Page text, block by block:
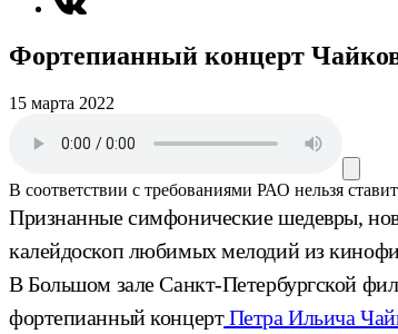
Фортепианный концерт
15 марта 2022
В соответствии с требованиями РАО нельзя
Признанные симфонические шедевры,
калейдоскоп любимых мелодий из
В Большом зале Санкт-Петербургской
фортепианный концертПетра Ильича